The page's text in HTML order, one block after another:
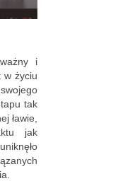
i
w życiu
tak
ławie,
jak